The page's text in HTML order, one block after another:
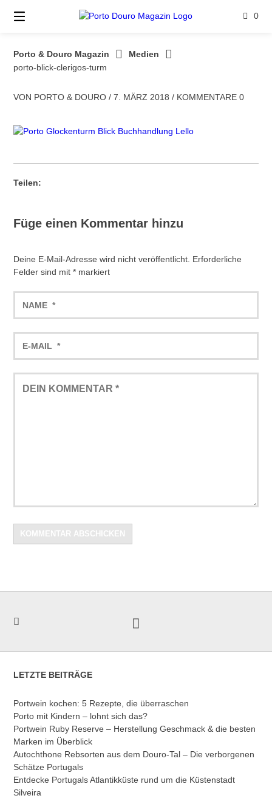
zum
0
Porto & Douro Magazin
Medien
porto-blick-clerigos-turm
VON PORTO & DOURO / 7. MÄRZ 2018 / KOMMENTARE 0
Teilen:
Füge einen Kommentar hinzu
Deine E-Mail-Adresse wird nicht veröffentlicht. Erforderliche
Felder sind mit* markiert
LETZTE BEITRÄGE
Portwein kochen: 5 Rezepte, die überraschen
Porto mit Kindern – lohnt sich das?
Portwein Ruby Reserve – Herstellung Geschmack & die besten
Marken im Überblick
Autochthone Rebsorten aus dem Douro-Tal – Die verborgenen
Schätze Portugals
Entdecke Portugals Atlantikküste rund um die Küstenstadt
Silveira